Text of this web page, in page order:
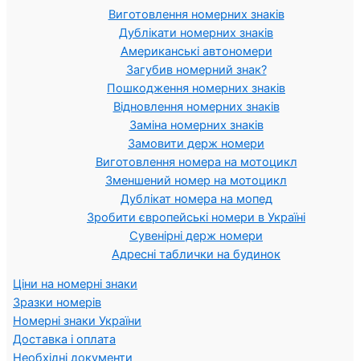
Виготовлення номерних знаків
Дублікати номерних знаків
Американські автономери
Загубив номерний знак?
Пошкодження номерних знаків
Відновлення номерних знаків
Заміна номерних знаків
Замовити держ номери
Виготовлення номера на мотоцикл
Зменшений номер на мотоцикл
Дублікат номера на мопед
Зробити європейські номери в Україні
Сувенірні держ номери
Адресні таблички на будинок
Ціни на номерні знаки
Зразки номерів
Номерні знаки України
Доставка і оплата
Необхідні документи